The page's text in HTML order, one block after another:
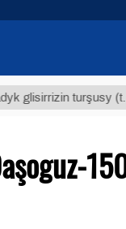
turşusy (t.)